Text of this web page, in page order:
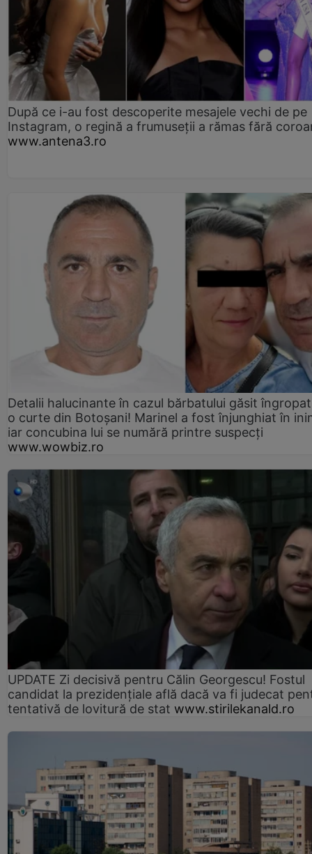
După ce i-au fost descoperite mesajele vechi de pe
Instagram, o regină a frumuseții a rămas fără
www.antena3.ro
Detalii halucinante în cazul bărbatului găsit
o curte din Botoșani! Marinel a fost înjunghiat în
iar concubina lui se numără printre suspecți
www.wowbiz.ro
UPDATE Zi decisivă pentru Călin Georgescu! Fostul
candidat la prezidențiale află dacă va fi judecat
tentativă de lovitură de stat www.stirilekanald.ro